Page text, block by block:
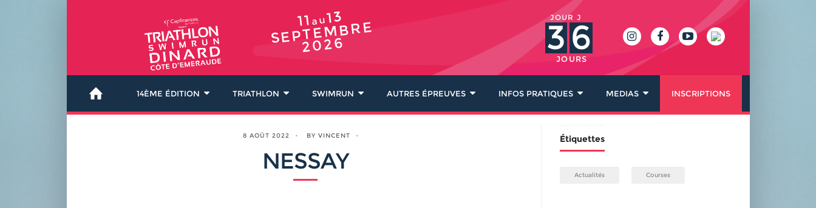
11au13
SEPTEMBRE
2026
JOUR J
3 6
JOURS
14ÈME ÉDITION TRIATHLON SWIMRUN AUTRES ÉPREUVES INFOS PRATIQUES MEDIAS INSCRIPTIONS
8 AOÛT 2022 BY VINCENT
NESSAY
Étiquettes
Actualités Courses